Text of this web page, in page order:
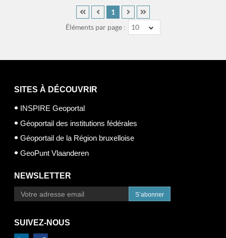
Éléments par page : 10
1
SITES À DÉCOUVRIR
INSPIRE Geoportal
Géoportail des institutions fédérales
Géoportail de la Région bruxelloise
GeoPunt Vlaanderen
NEWSLETTER
S’abonner
SUIVEZ-NOUS